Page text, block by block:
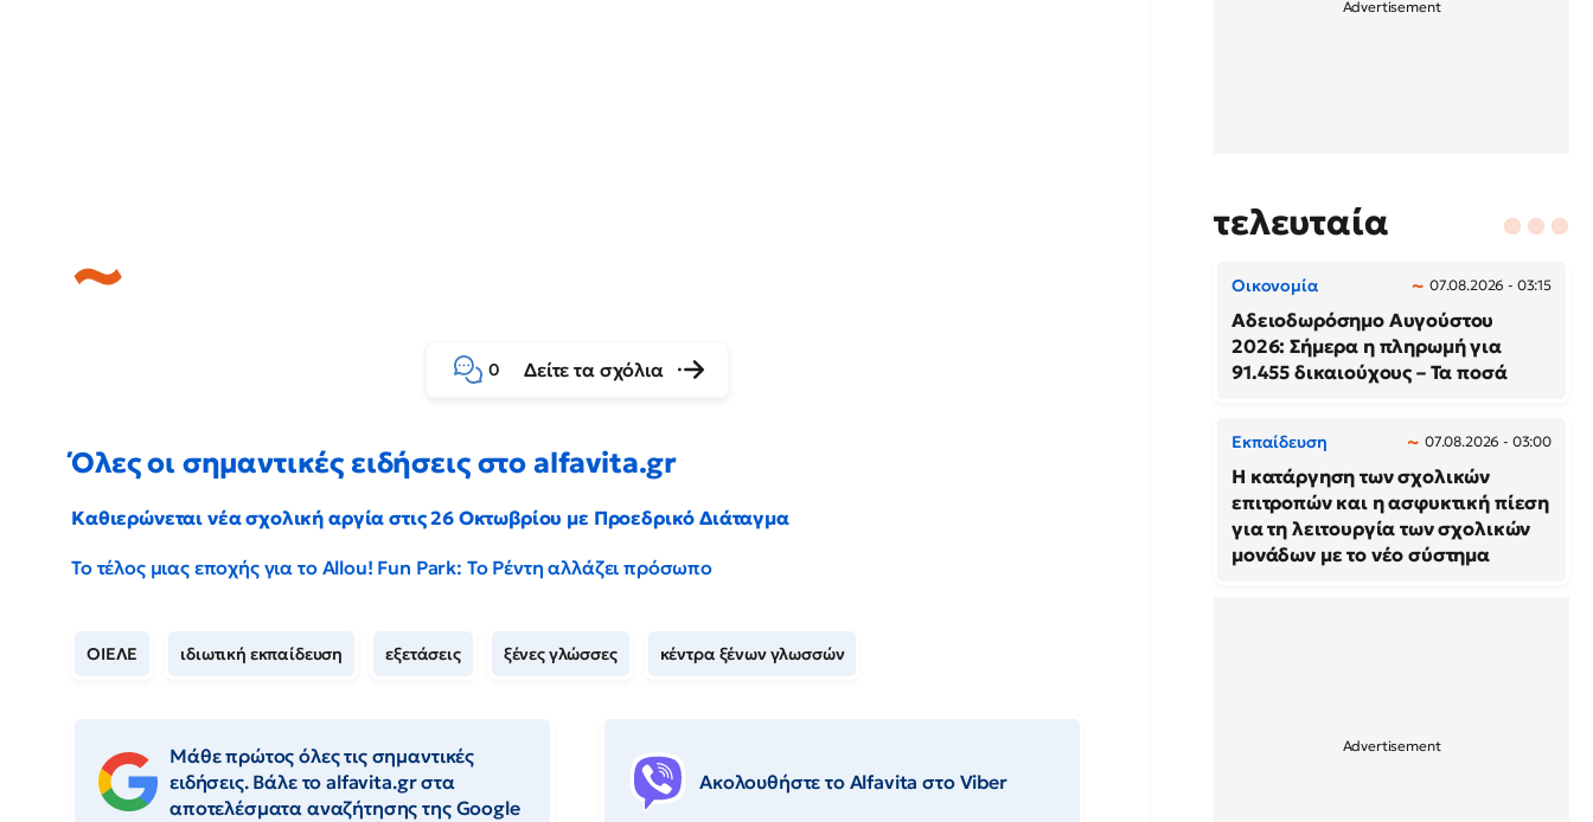
0 Δείτε τα σχόλια
Όλες οι σημαντικές ειδήσεις στο alfavita.gr
Καθιερώνεται νέα σχολική αργία στις 26 Οκτωβρίου με Προεδρικό Διάταγμα
Το τέλος μιας εποχής για το Allou! Fun Park: Το Ρέντη αλλάζει πρόσωπο
ΟΙΕΛΕ ιδιωτική εκπαίδευση εξετάσεις ξένες γλώσσες κέντρα ξένων γλωσσών
Μάθε πρώτος όλες τις σημαντικές
ειδήσεις. Βάλε το alfavita.gr στα
αποτελέσματα αναζήτησης της Google
Ακολουθήστε το Αlfavita στο Viber
τελευταία
Οικονομία 07.08.2026 - 03:15
Αδειοδωρόσημο Αυγούστου
2026: Σήμερα η πληρωμή για
91.455 δικαιούχους – Τα ποσά
Εκπαίδευση 07.08.2026 - 03:00
Η κατάργηση των σχολικών
επιτροπών και η ασφυκτική πίεση
για τη λειτουργία των σχολικών
μονάδων με το νέο σύστημα